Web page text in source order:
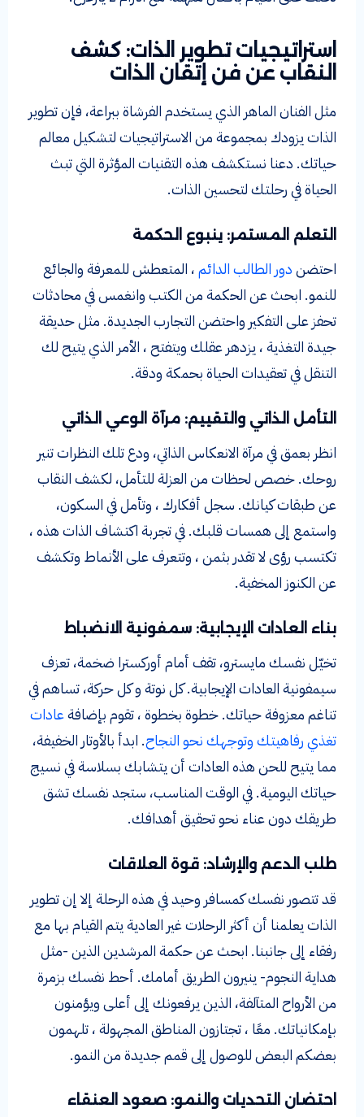
استراتيجيات تطوير الذات: كشف
النقاب عن فن إتقان الذات
مثل الفنان الماهر الذي يستخدم الفرشاة ببراعة، فإن تطوير
الذات يزودك بمجموعة من الاستراتيجيات لتشكيل معالم
حياتك. دعنا نستكشف هذه التقنيات المؤثرة التي تبث
الحياة في رحلتك لتحسين الذات.
التعلم المستمر: ينبوع الحكمة
احتضندور الطالب الدائم، المتعطش للمعرفة والجائع
للنمو. ابحث عن الحكمة من الكتب وانغمس في محادثات
تحفز على التفكير واحتضن التجارب الجديدة. مثل حديقة
جيدة التغذية ، يزدهر عقلك ويتفتح ، الأمر الذي يتيح لك
التنقل في تعقيدات الحياة بحمكة ودقة.
التأمل الذاتي والتقييم: مرآة الوعي الذاتي
انظر بعمق في مرآة الانعكاس الذاتي، ودع تلك النظرات تنير
روحك. خصص لحظات من العزلة للتأمل، لكشف النقاب
عن طبقات كيانك. سجل أفكارك ، وتأمل في السكون،
واستمع إلى همسات قلبك. في تجربة اكتشاف الذات هذه ،
تكتسب رؤى لا تقدر بثمن ، وتتعرف على الأنماط وتكشف
عن الكنوز المخفية.
بناء العادات الإيجابية: سمفونية الانضباط
تخيّل نفسك مايسترو، تقف أمام أوركسترا ضخمة، تعزف
سيمفونية العادات الإيجابية. كل نوتة و كل حركة، تساهم في
تناغم معزوفة حياتك. خطوة بخطوة ، تقوم بإضافةعادات
تغذي رفاهيتك وتوجهك نحو النجاح. ابدأ بالأوتار الخفيفة،
مما يتيح للحن هذه العادات أن يتشابك بسلاسة في نسيج
حياتك اليومية. في الوقت المناسب، ستجد نفسك تشق
طريقك دون عناء نحو تحقيق أهدافك.
طلب الدعم والإرشاد: قوة العلاقات
قد تتصور نفسك كمسافر وحيد في هذه الرحلة إلا إن تطوير
الذات يعلمنا أن أكثر الرحلات غير العادية يتم القيام بها مع
رفقاء إلى جانبنا. ابحث عن حكمة المرشدين الذين -مثل
هداية النجوم- ينيرون الطريق أمامك. أحط نفسك بزمرة
من الأرواح المتآلفة، الذين يرفعونك إلى أعلى ويؤمنون
بإمكانياتك. معًا ، تجتازون المناطق المجهولة ، تلهمون
بعضكم البعض للوصول إلى قمم جديدة من النمو.
احتضان التحديات والنمو: صعود العنقاء